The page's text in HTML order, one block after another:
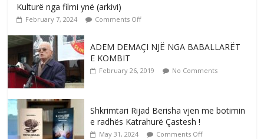
Kulturë nga filmi ynë (arkivi)
February 7, 2024 Comments Off
ADEM DEMAÇI NJË NGA BABALLARËT
E KOMBIT
February 26, 2019 No Comments
Shkrimtari Rijad Berisha vjen me botimin
e radhës Katrahurë Çastesh !
May 31, 2024 Comments Off